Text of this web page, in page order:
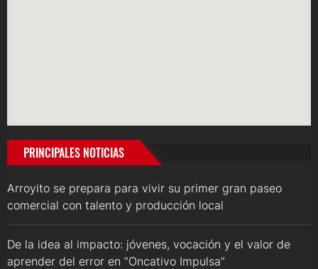
PRINCIPALES NOTICIAS
Arroyito se prepara para vivir su primer gran paseo
comercial con talento y producción local
De la idea al impacto: jóvenes, vocación y el valor de
aprender del error en “Oncativo Impulsa”